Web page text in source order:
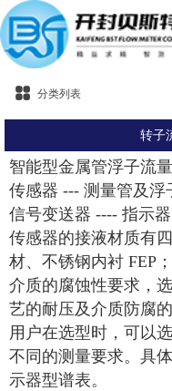
分类列表
转子
智能型金属管浮子流
传感器 --- 测量管及浮
信号变送器 ---- 指示器
传感器的接液材质有
材、不锈钢内衬 FEP
介质的腐蚀性要求，
艺的耐压及介质防腐
用户在选型时，可以
不同的测量要求。具
示器型谱表。